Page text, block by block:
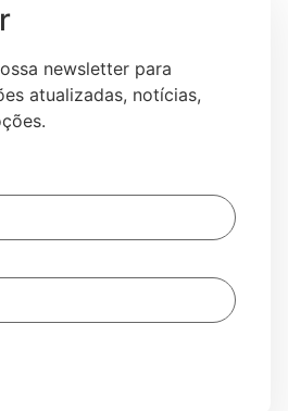
newsletter para
atualizadas, notícias,